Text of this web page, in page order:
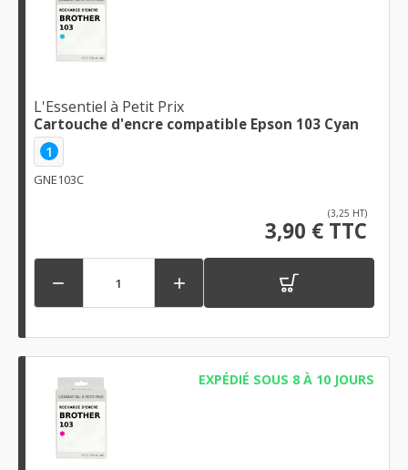
L'Essentiel à Petit Prix
Cartouche d'encre compatible Epson 103 Cyan
1
GNE103C
(3,25 HT)
3,90 € TTC
 
EXPÉDIÉ SOUS 8 À 10 JOURS